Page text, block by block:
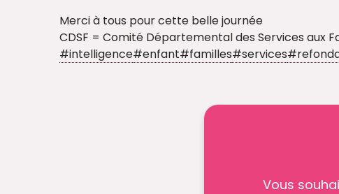
Merci à tous pour cette belle journée
CDSF = Comité Départemental des Services aux
#intelligence#enfant#familles#services
Vous